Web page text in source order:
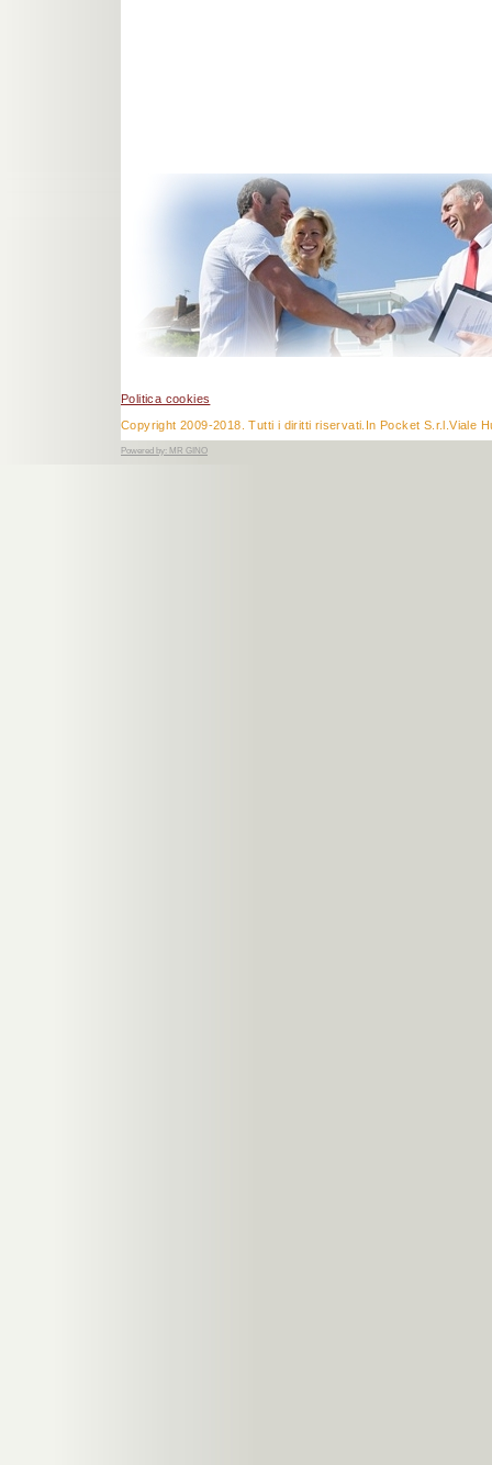
Politica cookies
Copyright 2009-2018. Tutti i diritti riservati.In Pocket S.r.l.Viale
Powered by: MR GINO